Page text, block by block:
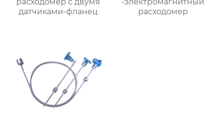
датчиками-фланец
расходомер